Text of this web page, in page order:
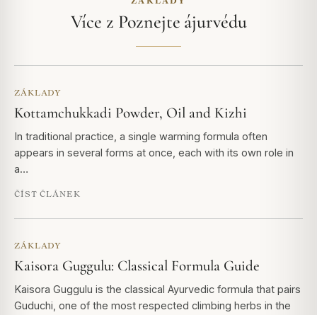
Více z Poznejte ájurvédu
ZÁKLADY
Kottamchukkadi Powder, Oil and Kizhi
In traditional practice, a single warming formula often
appears in several forms at once, each with its own role in
a…
ČÍST ČLÁNEK
ZÁKLADY
Kaisora Guggulu: Classical Formula Guide
Kaisora Guggulu is the classical Ayurvedic formula that pairs
Guduchi, one of the most respected climbing herbs in the